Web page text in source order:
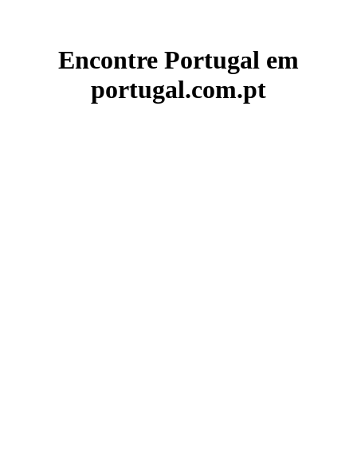
Encontre Portugal em
portugal.com.pt